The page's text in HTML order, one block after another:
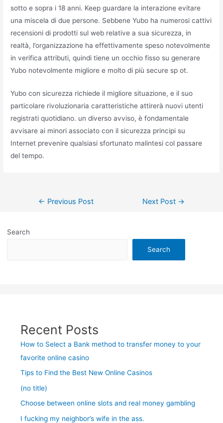
sotto e sopra i 18 anni. Keep guardare la interazione evitare
una miscela di due persone. Sebbene Yubo ha numerosi cattivi
recensioni di prodotti sul web relative a sua sicurezza, in
realtà, l’organizzazione ha effettivamente speso notevolmente
in verifica attributi, quindi tiene un occhio fisso su generare
Yubo notevolmente migliore e molto di più secure sp ot.
Yubo con sicurezza richiede il migliore situazione, e il suo
particolare rivoluzionaria caratteristiche attirerà nuovi utenti
registrati quotidiano. un diverso avviso, è fondamentale
avvisare ai minori associato con il sicurezza principi su
Internet prevenire qualsiasi sfortunato malintesi col passare
del tempo.
Post← Previous Post Next Post →
Search
Search
Recent Posts
How to Select a Bank method to transfer money to your
favorite online casino
Tips to Find the Best New Online Casinos
(no title)
Choose between online slots and real money gambling
I fucking my neighbor’s wife in the ass.